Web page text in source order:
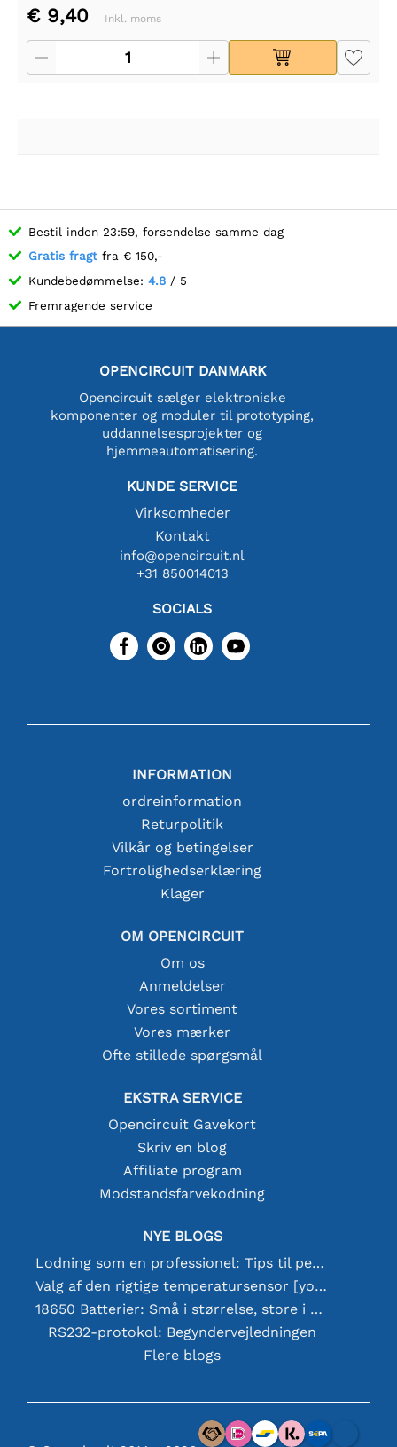
€ 9,40 Inkl. moms
Bestil inden 23:59, forsendelse samme dag
Gratis fragt fra € 150,-
Kundebedømmelse: 4.8 / 5
Fremragende service
OPENCIRCUIT DANMARK
Opencircuit sælger elektroniske
komponenter og moduler til prototyping,
uddannelsesprojekter og
hjemmeautomatisering.
KUNDE SERVICE
Virksomheder
Kontakt
info@opencircuit.nl
+31 850014013
SOCIALS
INFORMATION
ordreinformation
Returpolitik
Vilkår og betingelser
Fortrolighedserklæring
Klager
OM OPENCIRCUIT
Om os
Anmeldelser
Vores sortiment
Vores mærker
Ofte stillede spørgsmål
EKSTRA SERVICE
Opencircuit Gavekort
Skriv en blog
Affiliate program
Modstandsfarvekodning
NYE BLOGS
Lodning som en professionel: Tips til perfekte elektroniske forbindelser
Valg af den rigtige temperatursensor [youtube]
18650 Batterier: Små i størrelse, store i ydeevne
RS232-protokol: Begyndervejledningen
Flere blogs